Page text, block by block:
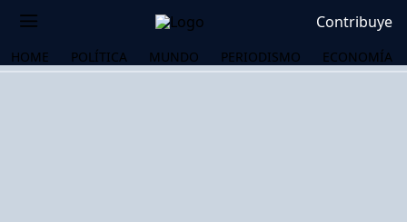
Contribuye
HOME POLÍTICA MUNDO PERIODISMO ECONOMÍA